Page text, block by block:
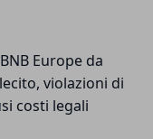
Europe da
violazioni di
costi legali